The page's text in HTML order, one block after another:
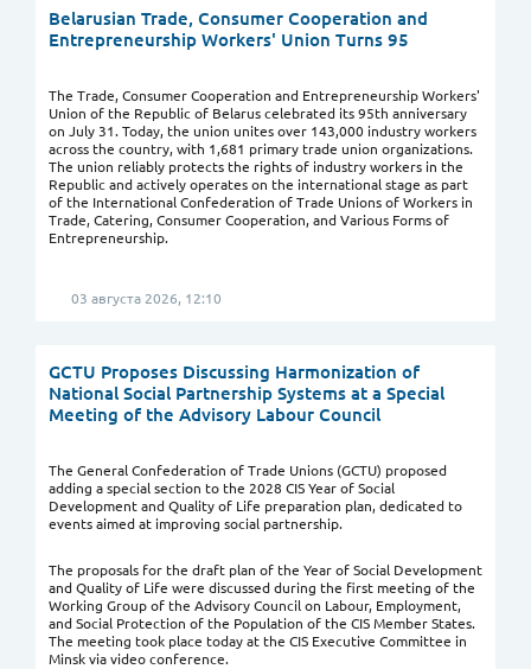
Belarusian Trade, Consumer Cooperation and
Entrepreneurship Workers' Union Turns 95
The Trade, Consumer Cooperation and Entrepreneurship Workers'
Union of the Republic of Belarus celebrated its 95th anniversary
on July 31. Today, the union unites over 143,000 industry workers
across the country, with 1,681 primary trade union organizations.
The union reliably protects the rights of industry workers in the
Republic and actively operates on the international stage as part
of the International Confederation of Trade Unions of Workers in
Trade, Catering, Consumer Cooperation, and Various Forms of
Entrepreneurship.
03 августа 2026, 12:10
GCTU Proposes Discussing Harmonization of
National Social Partnership Systems at a Special
Meeting of the Advisory Labour Council
The General Confederation of Trade Unions (GCTU) proposed
adding a special section to the 2028 CIS Year of Social
Development and Quality of Life preparation plan, dedicated to
events aimed at improving social partnership.
The proposals for the draft plan of the Year of Social Development
and Quality of Life were discussed during the first meeting of the
Working Group of the Advisory Council on Labour, Employment,
and Social Protection of the Population of the CIS Member States.
The meeting took place today at the CIS Executive Committee in
Minsk via video conference.